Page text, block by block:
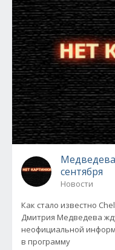
сентября
Новости
Как стало известно
Дмитрия Медведева
неофициальной
в программу